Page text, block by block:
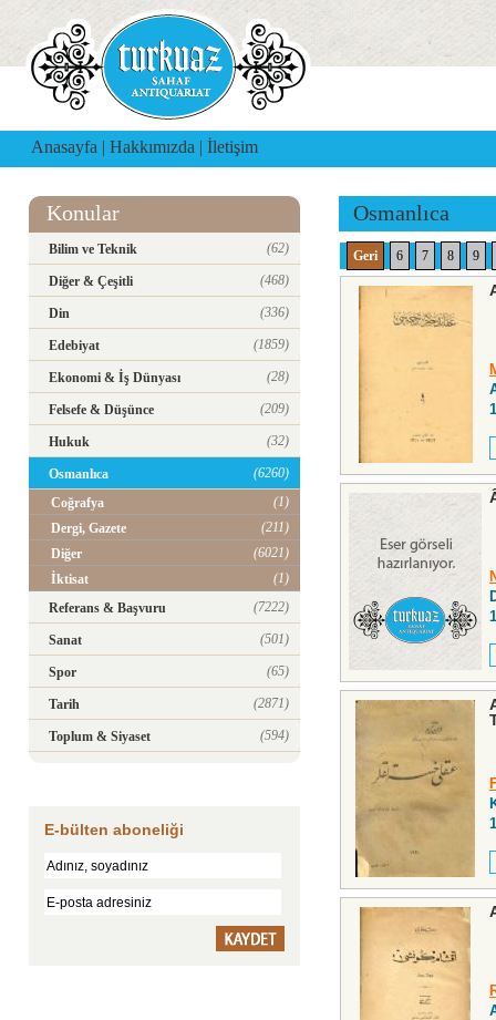
Anasayfa | Hakkımızda | İletişim
Konular
Bilim ve Teknik (62)
Diğer & Çeşitli (468)
Din (336)
Edebiyat (1859)
Ekonomi & İş Dünyası (28)
Felsefe & Düşünce (209)
Hukuk (32)
Osmanlıca
(6260)
Coğrafya
(1)
Dergi, Gazete
(211)
Diğer
(6021)
İktisat
(1)
Referans & Başvuru
(7222)
Sanat (501)
Spor (65)
Tarih (2871)
Toplum & Siyaset (594)
E-bülten aboneliği
Osmanlıca
Geri 6 7 8 9